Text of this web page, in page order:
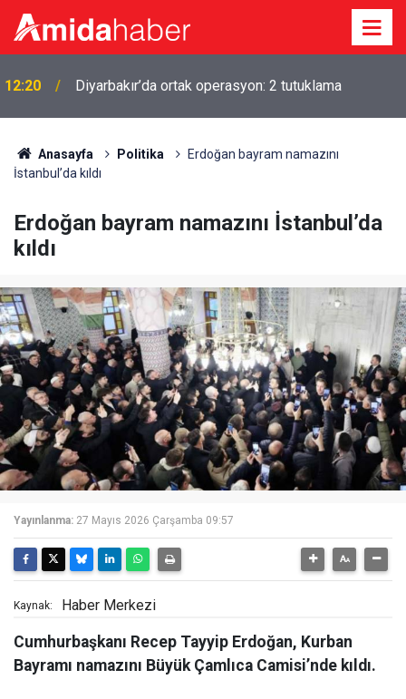
12:20 Diyarbakır’da ortak operasyon: 2 tutuklama
Anasayfa Politika
Erdoğan bayram namazını
İstanbul’da kıldı
Erdoğan bayram namazını İstanbul’da
kıldı
Yayınlanma: 27 Mayıs 2026 Çarşamba 09:57
Kaynak: Haber Merkezi
Cumhurbaşkanı Recep Tayyip Erdoğan, Kurban
Bayramı namazını Büyük Çamlıca Camisi’nde kıldı.